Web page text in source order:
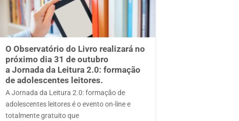
O Observatório do Livro realizará no
próximo dia 31 de outubro
a Jornada da Leitura 2.0: formação
de adolescentes leitores.
A Jornada da Leitura 2.0: formação de
adolescentes leitores é o evento on-line e
totalmente gratuito que